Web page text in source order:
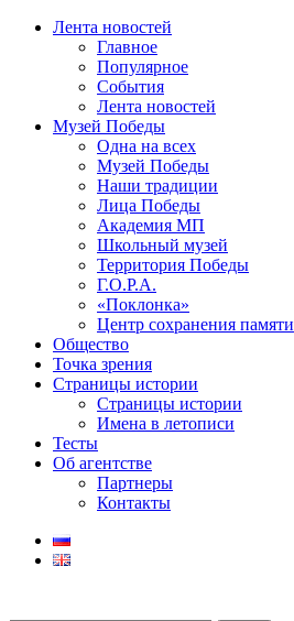
Лента новостей
Главное
Популярное
События
Лента новостей
Музей Победы
Одна на всех
Музей Победы
Наши традиции
Лица Победы
Академия МП
Школьный музей
Территория Победы
Г.О.Р.А.
«Поклонка»
Центр сохранения памяти
Общество
Точка зрения
Страницы истории
Страницы истории
Имена в летописи
Тесты
Об агентстве
Партнеры
Контакты